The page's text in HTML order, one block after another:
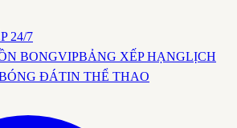
24/7
BONGVIPBẢNG XẾP HẠNGLỊCH
ĐÁTIN THỂ THAO